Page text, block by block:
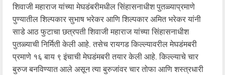
शिवाजी महाराज यांच्या मेघडंबरीमधील सिंहासनाधीश पुतळ्याप्रमाणे
पुण्यातील शिल्पकार सुभाष भरेकर आणि शिल्पकार अमित भरेकर यांनी
साडे आठ फुटाचा छत्रपती शिवाजी महाराज यांच्या सिंहासनाधीश
पुतळ्याची निर्मिती केली आहे. तसेच रायगड किल्ल्यावरील मेघडंमबरी
प्रमाणे १६ बाय ९ इंचाची मेघडंमबरी तयार केली आहे. किल्ल्याचे चार
बुरुज बनविण्यात आले असून त्या बुरुजांवर चार तोफा आणि शस्त्रधारी